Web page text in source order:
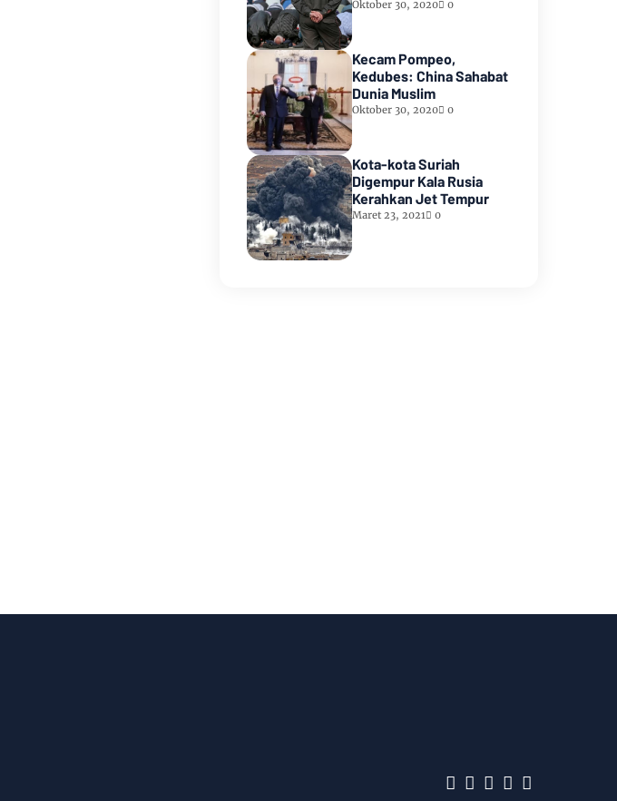
Oktober 30, 2020 0
Kecam Pompeo,
Kedubes: China Sahabat
Dunia Muslim
Oktober 30, 2020 0
Kota-kota Suriah
Digempur Kala Rusia
Kerahkan Jet Tempur
Maret 23, 2021 0